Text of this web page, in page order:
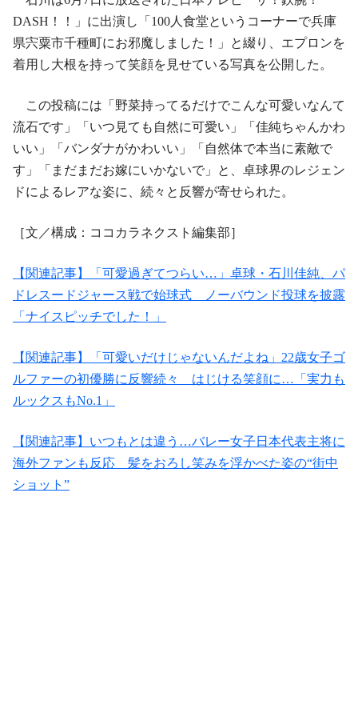
DASH！！」に出演し「100人食堂というコーナーで兵庫
県宍粟市千種町にお邪魔しました！」と綴り、エプロンを
着用し大根を持って笑顔を見せている写真を公開した。
この投稿には「野菜持ってるだけでこんな可愛いなんて
流石です」「いつ見ても自然に可愛い」「佳純ちゃんかわ
いい」「バンダナがかわいい」「自然体で本当に素敵で
す」「まだまだお嫁にいかないで」と、卓球界のレジェン
ドによるレアな姿に、続々と反響が寄せられた。
［文／構成：ココカラネクスト編集部］
【関連記事】「可愛過ぎてつらい…」卓球・石川佳純、パ
ドレスードジャース戦で始球式 ノーバウンド投球を披露
「ナイスピッチでした！」
【関連記事】「可愛いだけじゃないんだよね」22歳女子ゴ
ルファーの初優勝に反響続々 はじける笑顔に…「実力も
ルックスもNo.1」
【関連記事】いつもとは違う…バレー女子日本代表主将に
海外ファンも反応 髪をおろし笑みを浮かべた姿の“街中
ショット”